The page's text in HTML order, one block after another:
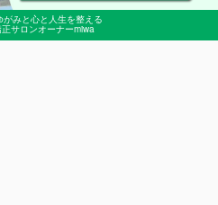
みと心と人生を整える
サロンオーナーmiwa